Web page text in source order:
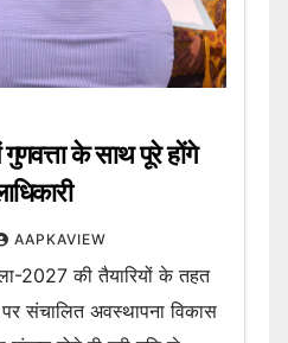
गुणवत्ता के साथ पूरे होंगे
AAPKAVIEW
2027 की तैयारियों के तहत
संचालित अवस्थापना विकास